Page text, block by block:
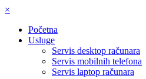
×
Početna
Usluge
Servis desktop računara
Servis mobilnih telefona
Servis laptop računara